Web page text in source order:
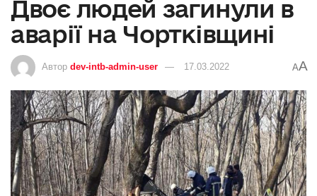
Двоє людей загинули в
аварії на Чортківщині
Автор dev-intb-admin-user 17.03.2022 AA